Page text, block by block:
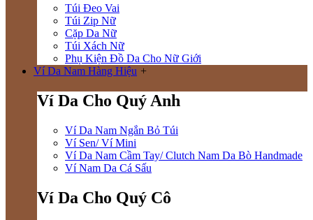
Túi Đeo Vai
Túi Zip Nữ
Cặp Da Nữ
Túi Xách Nữ
Phụ Kiện Đồ Da Cho Nữ Giới
Ví Da Nam Hàng Hiệu +
Ví Da Cho Quý Anh
Ví Da Nam Ngắn Bỏ Túi
Ví Sen/ Ví Mini
Ví Da Nam Cầm Tay/ Clutch Nam Da Bò Handmade
Ví Nam Da Cá Sấu
Ví Da Cho Quý Cô